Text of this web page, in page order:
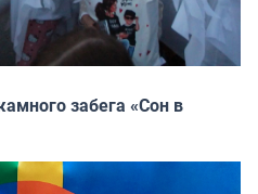
забега «Сон в